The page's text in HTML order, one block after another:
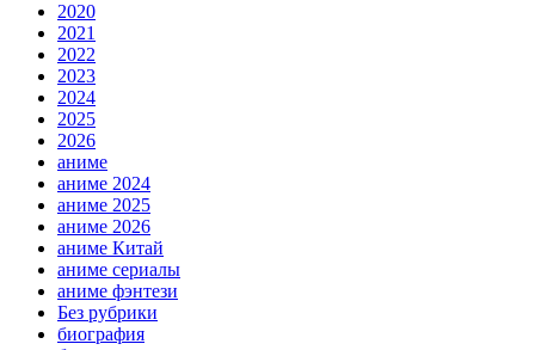
2020
2021
2022
2023
2024
2025
2026
аниме
аниме 2024
аниме 2025
аниме 2026
аниме Китай
аниме сериалы
аниме фэнтези
Без рубрики
биография